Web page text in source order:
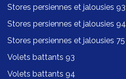
Stores persiennes et jalousies 93
Stores persiennes et jalousies 94
Stores persiennes et jalousies 75
Volets battants 93
Volets battants 94